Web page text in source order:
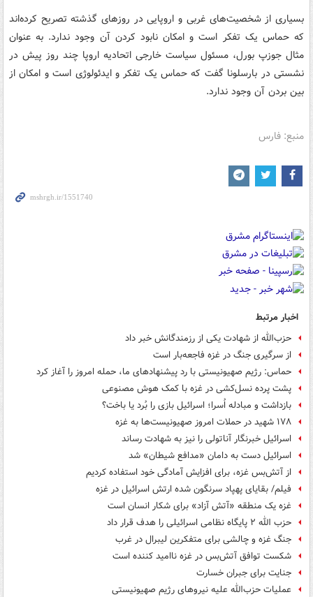
بسیاری از شخصیت‌های غربی و اروپایی در روزهای گذشته تصریح کرده‌اند
که حماس یک تفکر است و امکان نابود کردن آن وجود ندارد. به عنوان
مثال جوزپ بورل، مسئول سیاست خارجی اتحادیه اروپا چند روز پیش در
نشستی در بارسلونا گفت که حماس یک تفکر و ایدئولوژی است و امکان از
بین بردن آن وجود ندارد.
منبع: فارس
اخبار مرتبط
حزب‌الله از شهادت یکی از رزمندگانش خبر داد
از سرگیری جنگ در غزه فاجعه‌بار است
حماس: رژیم صهیونیستی با رد پیشنهادهای ما، حمله امروز را آغاز کرد
پشت پرده نسل‌کشی در غزه با کمک هوش مصنوعی
بازداشت و مبادله اُسرا؛ اسرائیل بازی را بُرد یا باخت؟
۱۷۸ شهید در حملات امروز صهیونیست‌ها به غزه
اسرائیل خبرنگار آناتولی را نیز به شهادت رساند
اسرائیل دست به دامان «مدافع شیطان» شد
از آتش‌بس غزه، برای افزایش آمادگی خود استفاده کردیم
فیلم/ بقایای پهپاد سرنگون شده ارتش اسرائیل در غزه
غزه یک منطقه‌ «آتش آزاد» برای شکار انسان است
حزب الله ۲ پایگاه نظامی اسرائیلی را هدف قرار داد
جنگ غزه و چالشی برای متفکرین لیبرال در غرب
شکست توافق آتش‌بس در غزه ناامید کننده است
جنایت برای جبران خسارت
عملیات حزب‌الله علیه نیروهای رژیم صهیونیستی